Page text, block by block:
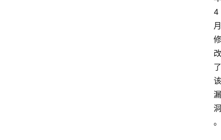
4
月
修
改
了
该
漏
洞
。